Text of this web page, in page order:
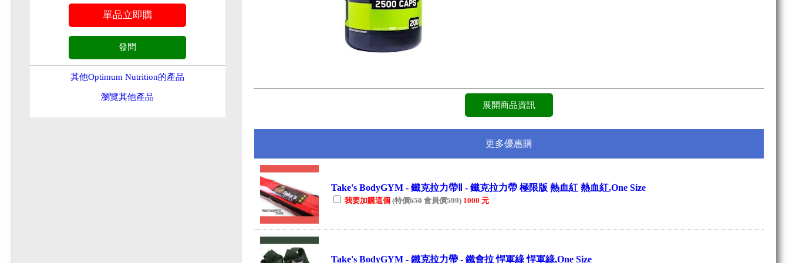
其他Optimum Nutrition的產品
瀏覽其他產品
更多優惠購
Take's BodyGYM - 鐵克拉力帶Ⅱ - 鐵克拉力帶 極限版 熱血紅 熱血紅,One Size
我要加購這個 (特價650 會員價599) 1000 元
Take's BodyGYM - 鐵克拉力帶 - 鐵會拉 悍軍綠 悍軍綠,One Size